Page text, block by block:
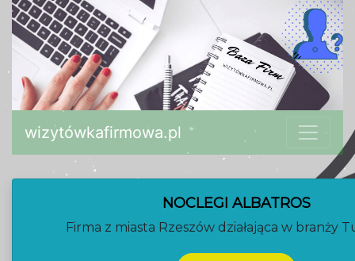
wizytówkafirmowa.pl
NOCLEGI ALBATROS
Firma z miasta Rzeszów działająca w branży